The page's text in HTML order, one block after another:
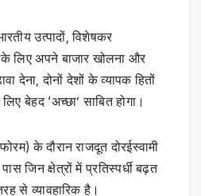
उत्पादों, विशेषकर
के लिए अपने बाजार खोलना और
देना, दोनों देशों के व्यापक हितों
बेहद ‘अच्छा’ साबित होगा।
के दौरान राजदूत दोरईस्वामी
जिन क्षेत्रों में प्रतिस्पर्धी बढ़त
से व्यावहारिक है।